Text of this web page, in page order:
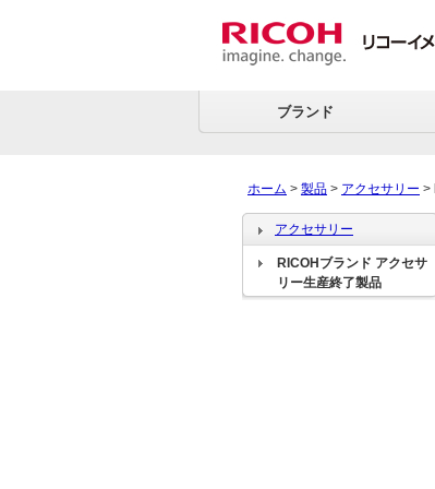
ブランド
ホーム > 製品 > アクセサリー >
アクセサリー
RICOHブランド アクセサ
リー生産終了製品